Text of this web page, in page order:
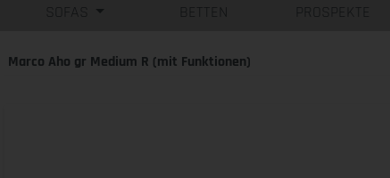
BETTEN PROSPEKTE
Marco Aho gr Medium R (mit Funktionen)